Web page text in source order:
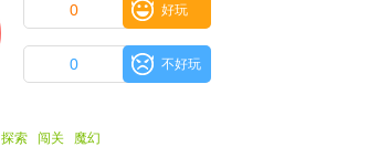
好玩
0
不好玩
0
探索 闯关 魔幻